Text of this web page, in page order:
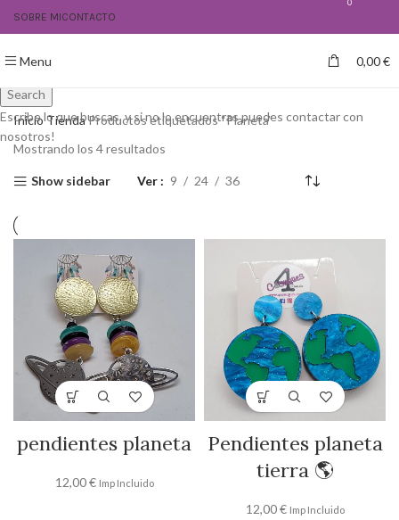
SOBRE MICONTACTO
Menu
0
0,00€
InicioTiendaProductos etiquetados “Planeta”
Mostrando los 4 resultados
Show sidebar Ver 9 24 36
pendientes planeta
12,00€ Imp Incluido
Pendientes planeta
tierra 🌎
12,00€ Imp Incluido
Create your first
Search
Escribe lo que buscas, y si no lo encuentras puedes contactar con
nosotros!